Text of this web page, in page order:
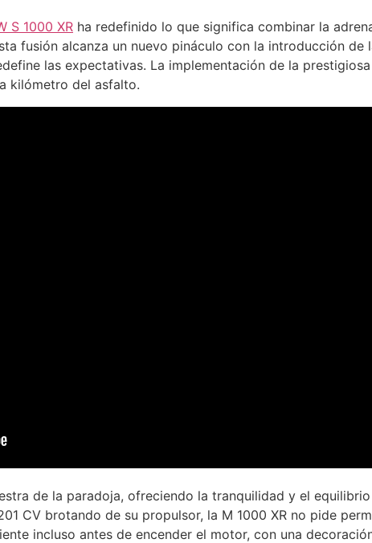
S 1000 XR ha redefinido lo que significa combinar la
fusión alcanza un nuevo pináculo con la introducción de
las expectativas. La implementación de la
kilómetro del asfalto.
de la paradoja, ofreciendo la tranquilidad y el
CV brotando de su propulsor, la M 1000 XR no pide
incluso antes de encender el motor, con una